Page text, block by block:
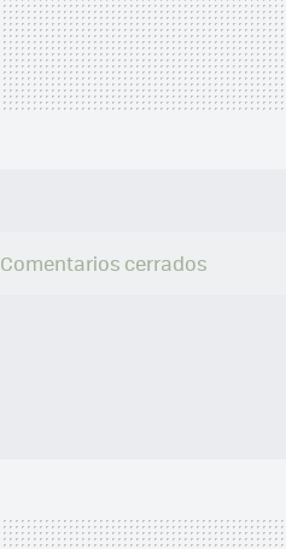
Comentarios cerrados